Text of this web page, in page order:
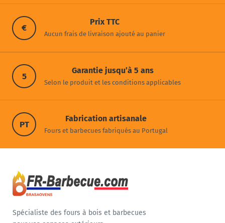
€
Prix TTC
Aucun frais de livraison ajouté au panier
5
Garantie jusqu’à 5 ans
Selon le produit et les conditions applicables
PT
Fabrication artisanale
Fours et barbecues fabriqués au Portugal
Spécialiste des fours à bois et barbecues